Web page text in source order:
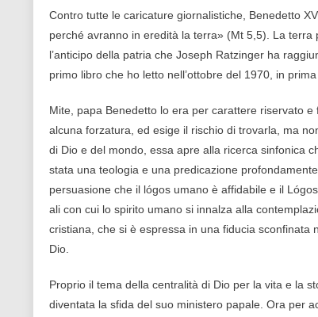
Contro tutte le caricature giornalistiche, Benedetto
perché avranno in eredità la terra» (Mt 5,5). La
l’anticipo della patria che Joseph Ratzinger ha
primo libro che ho letto nell’ottobre del 1970, in
Mite, papa Benedetto lo era per carattere riservato
alcuna forzatura, ed esige il rischio di trovarla, ma
di Dio e del mondo, essa apre alla ricerca sinfonica
stata una teologia e una predicazione
persuasione che il lógos umano è affidabile e il
ali con cui lo spirito umano si innalza alla
cristiana, che si è espressa in una fiducia sconfinata
Dio.
Proprio il tema della centralità di Dio per la vita e la
diventata la sfida del suo ministero papale. Ora per